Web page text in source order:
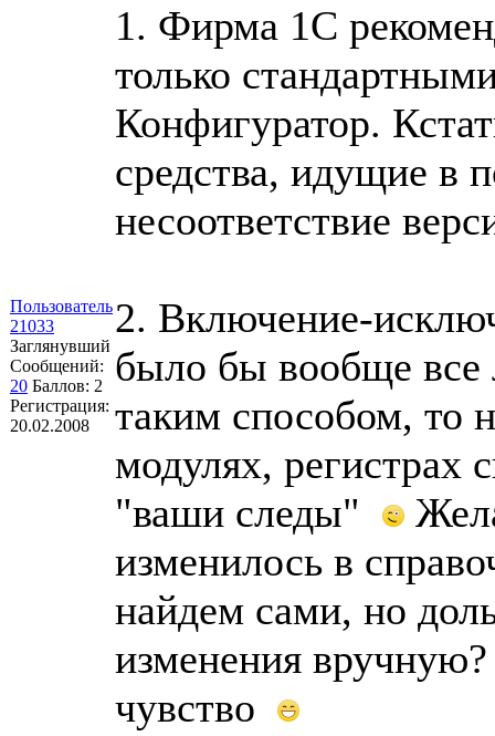
Пользователь
21033
Заглянувший
Сообщений:
20 Баллов: 2
Регистрация:
20.02.2008
1. Фирма 1С
только
Конфигуратор.
средства, идущие в
несоответствие
2. Включение-
было бы вообще все
таким способом, то
модулях, регистрах
"ваши следы"
изменилось в
найдем сами, но
изменения
чувство